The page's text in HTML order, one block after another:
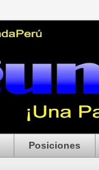
Posiciones